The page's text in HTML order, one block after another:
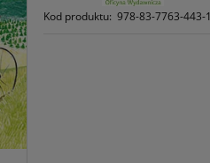
Kod produktu: 978-83-7763-443-1